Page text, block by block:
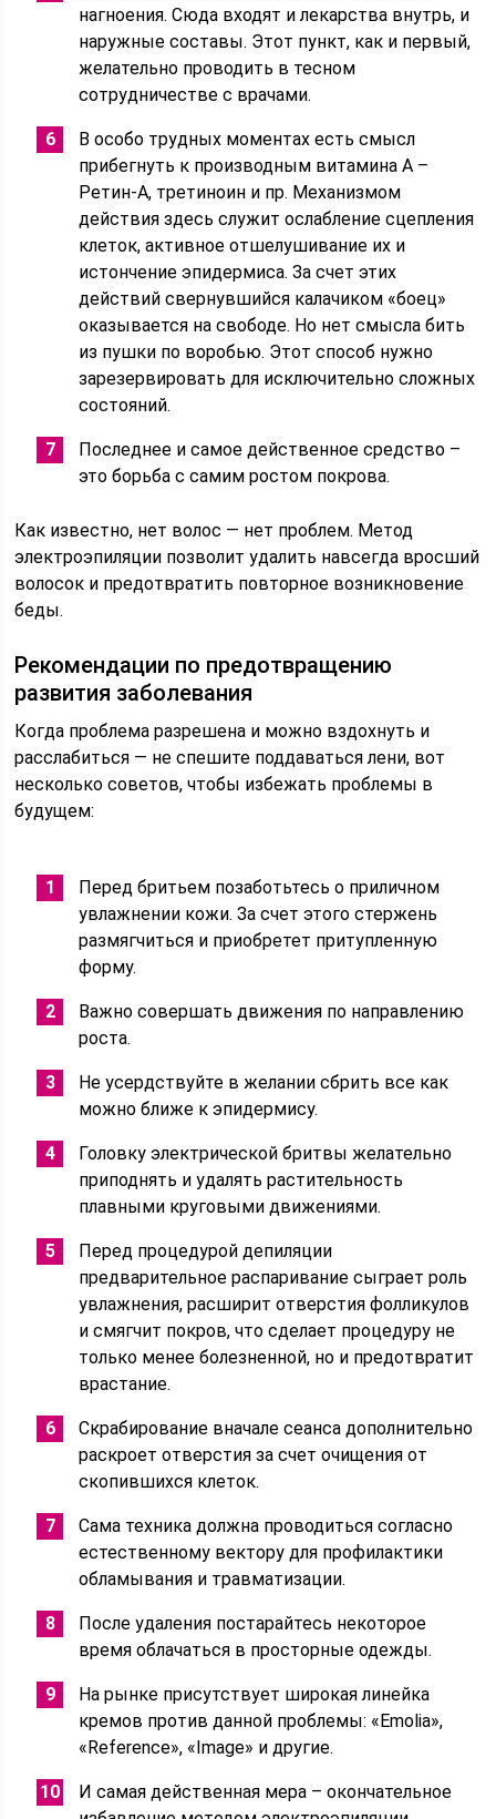
нагноения. Сюда входят и лекарства внутрь, и
наружные составы. Этот пункт, как и первый,
желательно проводить в тесном
сотрудничестве с врачами.
В особо трудных моментах есть смысл
прибегнуть к производным витамина А –
Ретин-А, третиноин и пр. Механизмом
действия здесь служит ослабление сцепления
клеток, активное отшелушивание их и
истончение эпидермиса. За счет этих
действий свернувшийся калачиком «боец»
оказывается на свободе. Но нет смысла бить
из пушки по воробью. Этот способ нужно
зарезервировать для исключительно сложных
состояний.
Последнее и самое действенное средство –
это борьба с самим ростом покрова.
Как известно, нет волос — нет проблем. Метод
электроэпиляции позволит удалить навсегда вросший
волосок и предотвратить повторное возникновение
беды.
Рекомендации по предотвращению
развития заболевания
Когда проблема разрешена и можно вздохнуть и
расслабиться — не спешите поддаваться лени, вот
несколько советов, чтобы избежать проблемы в
будущем:
Перед бритьем позаботьтесь о приличном
увлажнении кожи. За счет этого стержень
размягчиться и приобретет притупленную
форму.
Важно совершать движения по направлению
роста.
Не усердствуйте в желании сбрить все как
можно ближе к эпидермису.
Головку электрической бритвы желательно
приподнять и удалять растительность
плавными круговыми движениями.
Перед процедурой депиляции
предварительное распаривание сыграет роль
увлажнения, расширит отверстия фолликулов
и смягчит покров, что сделает процедуру не
только менее болезненной, но и предотвратит
врастание.
Скрабирование вначале сеанса дополнительно
раскроет отверстия за счет очищения от
скопившихся клеток.
Сама техника должна проводиться согласно
естественному вектору для профилактики
обламывания и травматизации.
После удаления постарайтесь некоторое
время облачаться в просторные одежды.
На рынке присутствует широкая линейка
кремов против данной проблемы: «Emolia»,
«Reference», «Image» и другие.
И самая действенная мера – окончательное